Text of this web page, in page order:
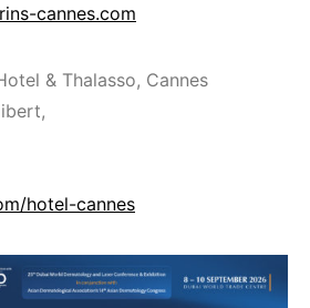
cannes.com
& Thalasso, Cannes
hotel-cannes